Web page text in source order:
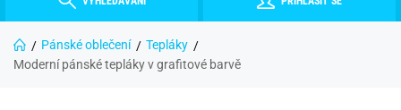
Pánské oblečení
Tepláky
Moderní pánské tepláky v grafitové barvě